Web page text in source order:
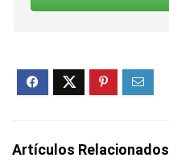
Artículos Relacionados